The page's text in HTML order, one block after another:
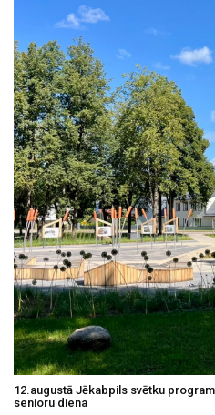
12.augustā Jēkabpils svētku
senioru diena